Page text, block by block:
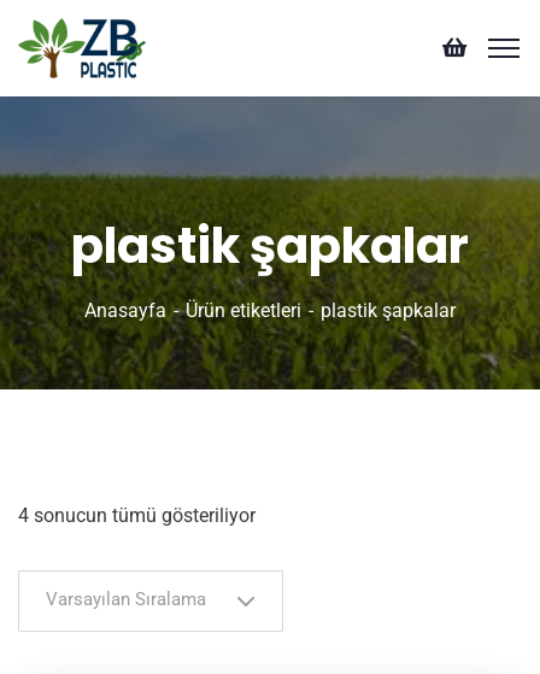
plastik şapkalar
Anasayfa Ürün etiketleri plastik şapkalar
4 sonucun tümü gösteriliyor
Varsayılan Sıralama